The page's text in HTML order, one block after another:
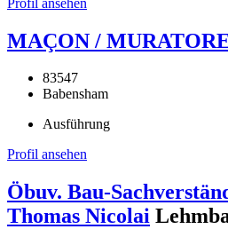
MAÇON /
83547
Babensham
Ausführung
Profil ansehen
Öbuv. Bau-
Thomas Nicolai